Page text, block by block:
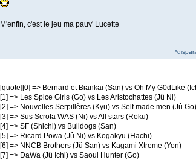
M'enfin, c'est le jeu ma pauv' Lucette
[quote][0] => Bernard et Biankaï (San) vs Oh My G0dLike
[1] => Les Spice Girls (Go) vs Les Aristochattes (Jû Ni)
[2] => Nouvelles Serpillères (Kyu) vs Self made men (Jû Go)
[3] => Sus Scrofa WAS (Ni) vs All stars (Roku)
[4] => SF (Shichi) vs Bulldogs (San)
[5] => Ricard Powa (Jû Ni) vs Kogakyu (Hachi)
[6] => NNCB Brothers (Jû San) vs Kagami Xtreme (Yon)
[7] => DaWa (Jû Ichi) vs Saoul Hunter (Go)